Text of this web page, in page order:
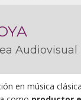
Audiovisual
en música